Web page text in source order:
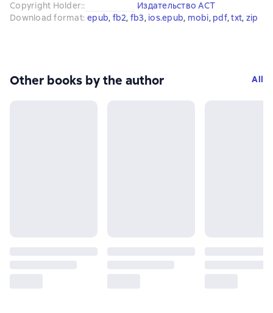
Copyright Holder::
Издательство АСТ
Download format: epub, fb2, fb3, ios.epub, mobi, pdf, txt, zip
Other books by the author All